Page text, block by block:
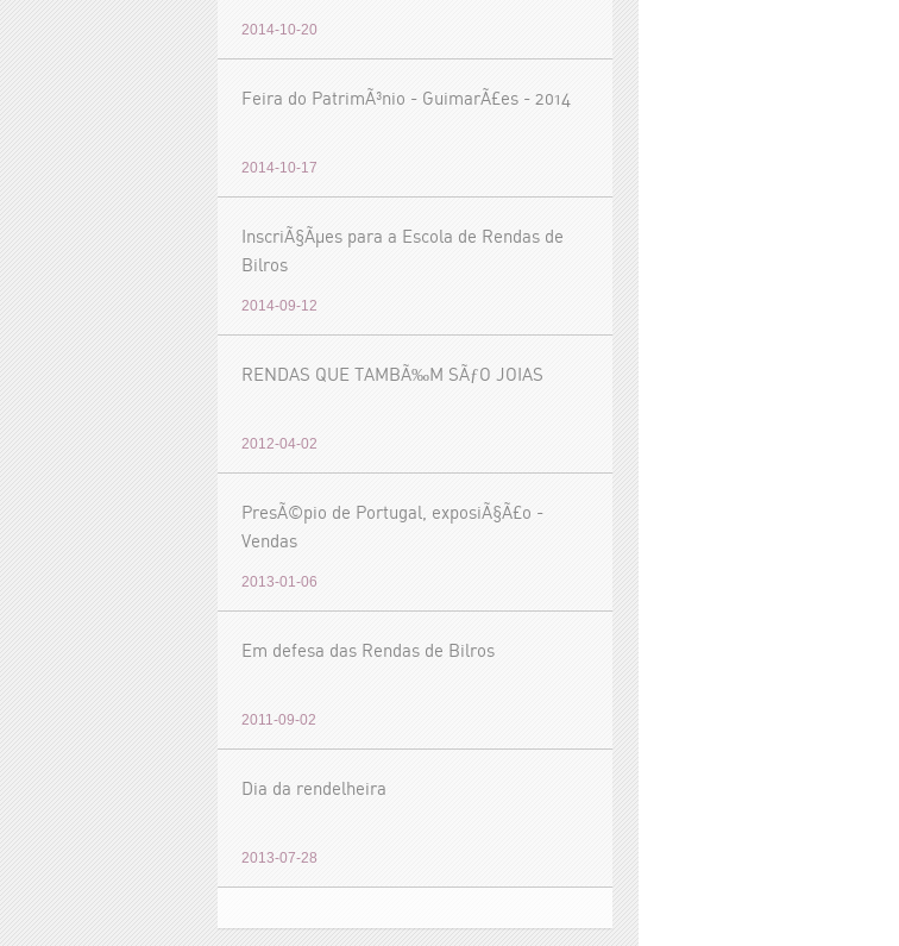
2014-10-20
Feira do PatrimÃ³nio - GuimarÃ£es - 2014
2014-10-17
InscriÃ§Ãµes para a Escola de Rendas de
Bilros
2014-09-12
RENDAS QUE TAMBÃ‰M SÃƒO JOIAS
2012-04-02
PresÃ©pio de Portugal, exposiÃ§Ã£o -
Vendas
2013-01-06
Em defesa das Rendas de Bilros
2011-09-02
Dia da rendelheira
2013-07-28